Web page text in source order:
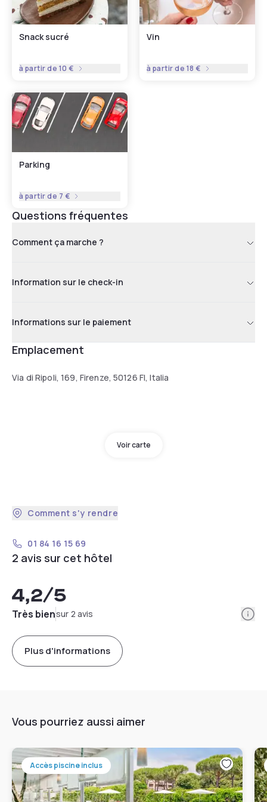
Snack sucré
à partir de 10 €
Vin
à partir de 18 €
Parking
à partir de 7 €
Questions fréquentes
Comment ça marche ?
Information sur le check-in
Informations sur le paiement
Emplacement
Via di Ripoli, 169, Firenze, 50126 FI, Italia
Voir carte
Comment s'y rendre
01 84 16 15 69
2 avis sur cet hôtel
4,2/5
Très biensur 2 avis
Plus d'informations
Vous pourriez aussi aimer
Accès piscine inclus